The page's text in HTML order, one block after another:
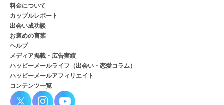
料金について
カップルレポート
出会い成功談
お褒めの言葉
ヘルプ
メディア掲載・広告実績
ハッピーメールライフ（出会い・恋愛コラム）
ハッピーメールアフィリエイト
コンテンツ一覧